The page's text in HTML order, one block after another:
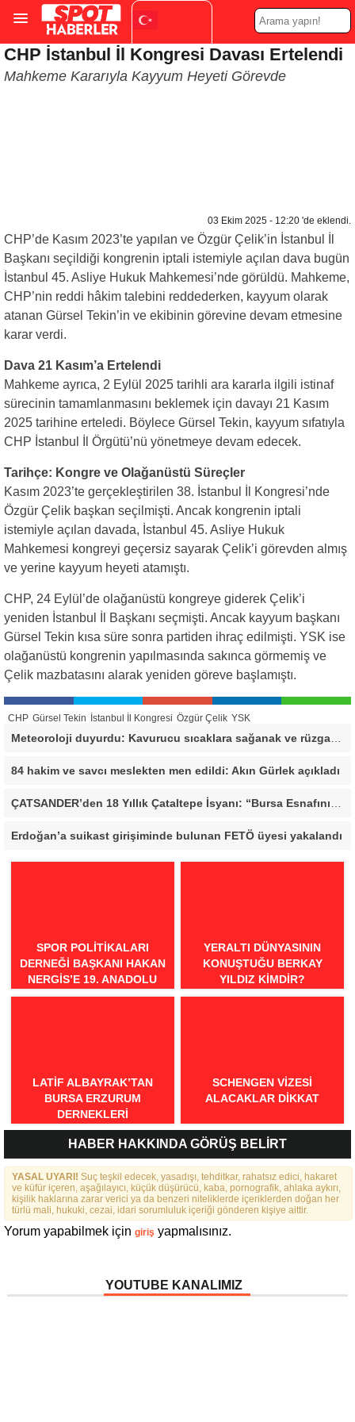
Turkish ▼
CHP İstanbul İl Kongresi Davası Ertelendi
Mahkeme Kararıyla Kayyum Heyeti Görevde
03 Ekim 2025 - 12:20 'de eklendi.
CHP’de Kasım 2023’te yapılan ve Özgür Çelik’in İstanbul İl
Başkanı seçildiği kongrenin iptali istemiyle açılan dava bugün
İstanbul 45. Asliye Hukuk Mahkemesi’nde görüldü. Mahkeme,
CHP’nin reddi hâkim talebini reddederken, kayyum olarak
atanan Gürsel Tekin’in ve ekibinin görevine devam etmesine
karar verdi.
Dava 21 Kasım’a Ertelendi
Mahkeme ayrıca, 2 Eylül 2025 tarihli ara kararla ilgili istinaf
sürecinin tamamlanmasını beklemek için davayı 21 Kasım
2025 tarihine erteledi. Böylece Gürsel Tekin, kayyum sıfatıyla
CHP İstanbul İl Örgütü’nü yönetmeye devam edecek.
Tarihçe: Kongre ve Olağanüstü Süreçler
Kasım 2023’te gerçekleştirilen 38. İstanbul İl Kongresi’nde
Özgür Çelik başkan seçilmişti. Ancak kongrenin iptali
istemiyle açılan davada, İstanbul 45. Asliye Hukuk
Mahkemesi kongreyi geçersiz sayarak Çelik’i görevden almış
ve yerine kayyum heyeti atamıştı.
CHP, 24 Eylül’de olağanüstü kongreye giderek Çelik’i
yeniden İstanbul İl Başkanı seçmişti. Ancak kayyum başkanı
Gürsel Tekin kısa süre sonra partiden ihraç edilmişti. YSK ise
olağanüstü kongrenin yapılmasında sakınca görmemiş ve
Çelik mazbatasını alarak yeniden göreve başlamıştı.
CHP Gürsel Tekin İstanbul İl Kongresi Özgür Çelik YSK
Meteoroloji duyurdu: Kavurucu sıcaklara sağanak ve rüzgar arası
84 hakim ve savcı meslekten men edildi: Akın Gürlek açıkladı
Erdoğan’a suikast girişiminde bulunan FETÖ üyesi yakalandı
SPOR POLITIKALARI
DERNEĞI BAŞKANI HAKAN
NERGIS’E 19. ANADOLU
SPOR ÖDÜLLERI’NDE
YERALTI DÜNYASININ
KONUŞTUĞU BERKAY
YILDIZ KIMDIR?
LATIF ALBAYRAK’TAN
BURSA ERZURUM
DERNEKLERI
FEDERASYONU İÇIN 25
MADDELIK BÜYÜK VIZYON:
“DAHA GÜÇLÜ, DAHA ETKIN,
DAHA KAPSAYICI BIR
FEDERASYON İÇIN YOLA
ÇIKTIK”
SCHENGEN VİZESİ
ALACAKLAR DİKKAT
HABER HAKKINDA GÖRÜŞ BELİRT
YASAL UYARI! Suç teşkil edecek, yasadışı, tehditkar, rahatsız edici, hakaret
ve küfür içeren, aşağılayıcı, küçük düşürücü, kaba, pornografik, ahlaka aykırı,
kişilik haklarına zarar verici ya da benzeri niteliklerde içeriklerden doğan her
türlü mali, hukuki, cezai, idari sorumluluk içeriği gönderen kişiye aittir.
Yorum yapabilmek için giriş yapmalısınız.
YOUTUBE KANALIMIZ